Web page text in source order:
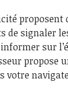
signaler
sur
propose
votre